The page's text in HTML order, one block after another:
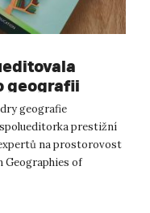
geografii
geografie
prestižní
na prostorovost
Geographies of